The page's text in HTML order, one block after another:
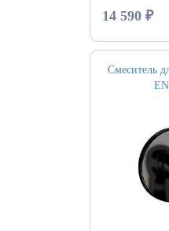
14 590 ₽
Смеситель